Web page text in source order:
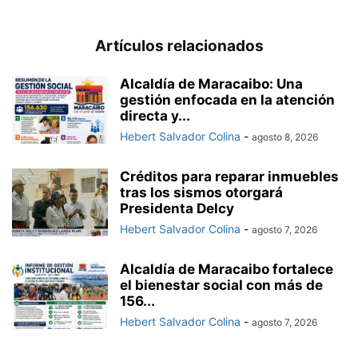
Artículos relacionados
Alcaldía de Maracaibo: Una
gestión enfocada en la atención
directa y...
Hebert Salvador Colina - agosto 8, 2026
Créditos para reparar inmuebles
tras los sismos otorgará
Presidenta Delcy
Hebert Salvador Colina - agosto 7, 2026
Alcaldía de Maracaibo fortalece
el bienestar social con más de
156...
Hebert Salvador Colina - agosto 7, 2026